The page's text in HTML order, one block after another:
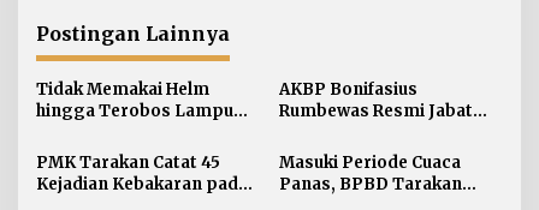
a
s
i
p
o
s
Postingan Lainnya
Tidak Memakai Helm
hingga Terobos Lampu
Pelanggaran ETLE di
Tarakan
AKBP Bonifasius
Rumbewas Resmi Jabat
Tegaskan Pelanggaran
Personel Diproses Tanpa
Toleransi
PMK Tarakan Catat 45
Kejadian Kebakaran pada
Masuki Periode Cuaca
Panas, BPBD Tarakan